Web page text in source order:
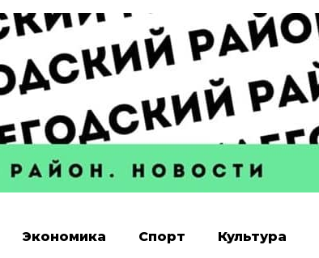
Экономика Спорт Культура